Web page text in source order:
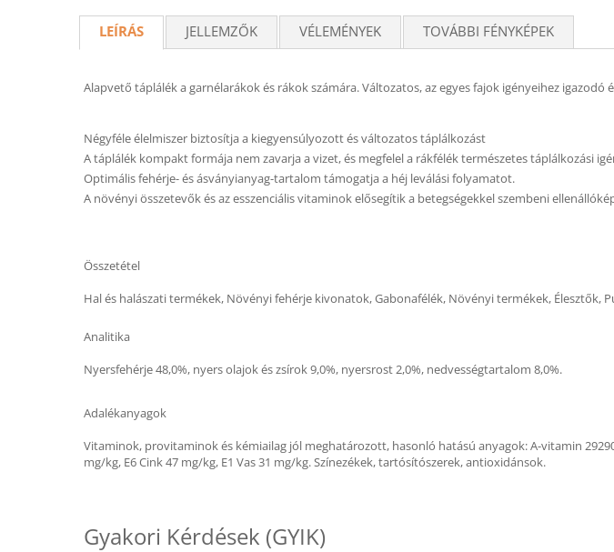
LEÍRÁS JELLEMZŐK VÉLEMÉNYEK TOVÁBBI FÉNYKÉPEK
Alapvető táplálék a garnélarákok és rákok számára. Változatos, az egyes fajok igényeihez igazodó
Négyféle élelmiszer biztosítja a kiegyensúlyozott és változatos táplálkozást
A táplálék kompakt formája nem zavarja a vizet, és megfelel a rákfélék természetes táplálkozási
Optimális fehérje- és ásványianyag-tartalom támogatja a héj leválási folyamatot.
A növényi összetevők és az esszenciális vitaminok elősegítik a betegségekkel szembeni
Összetétel
Hal és halászati termékek, Növényi fehérje kivonatok, Gabonafélék, Növényi termékek, Élesztők,
Analitika
Nyersfehérje 48,0%, nyers olajok és zsírok 9,0%, nyersrost 2,0%, nedvességtartalom 8,0%.
Adalékanyagok
Vitaminok, provitaminok és kémiailag jól meghatározott, hasonló hatású anyagok: A-vitamin
mg/kg, E6 Cink 47 mg/kg, E1 Vas 31 mg/kg. Színezékek, tartósítószerek, antioxidánsok.
Gyakori Kérdések (GYIK)